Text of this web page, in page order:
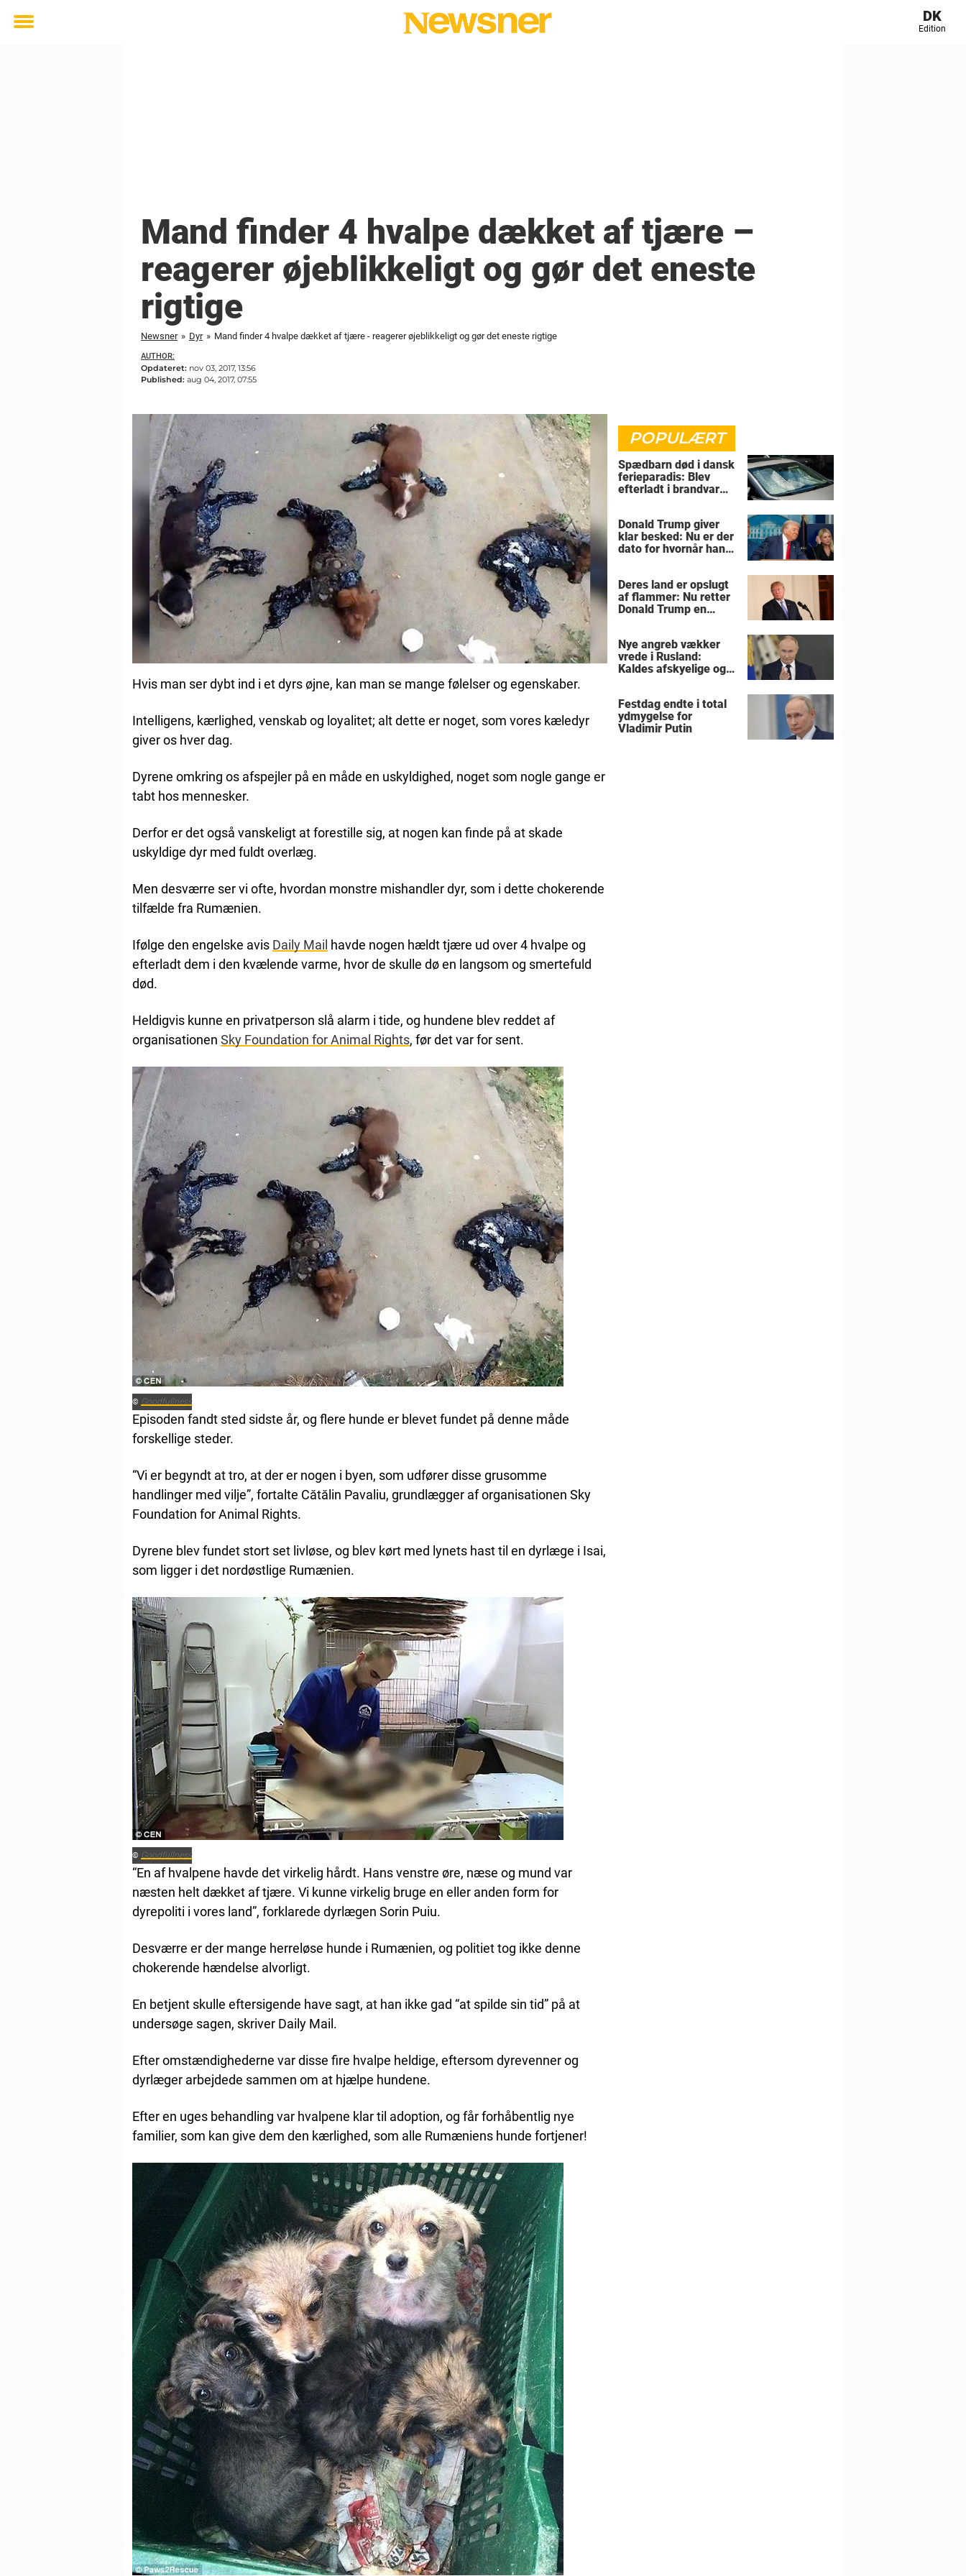
Toggle
DK
Edition
Mand finder 4 hvalpe dækket af tjære –
reagerer øjeblikkeligt og gør det eneste
rigtige
Newsner » Dyr » Mand finder 4 hvalpe dækket af tjære - reagerer øjeblikkeligt og gør det eneste rigtige
AUTHOR:
Opdateret: nov 03, 2017, 13:56
Published: aug 04, 2017, 07:55
Hvis man ser dybt ind i et dyrs øjne, kan man se mange følelser og egenskaber.
Intelligens, kærlighed, venskab og loyalitet; alt dette er noget, som vores kæledyr
giver os hver dag.
Dyrene omkring os afspejler på en måde en uskyldighed, noget som nogle gange er
tabt hos mennesker.
Derfor er det også vanskeligt at forestille sig, at nogen kan finde på at skade
uskyldige dyr med fuldt overlæg.
Men desværre ser vi ofte, hvordan monstre mishandler dyr, som i dette chokerende
tilfælde fra Rumænien.
Ifølge den engelske avis Daily Mail havde nogen hældt tjære ud over 4 hvalpe og
efterladt dem i den kvælende varme, hvor de skulle dø en langsom og smertefuld
død.
Heldigvis kunne en privatperson slå alarm i tide, og hundene blev reddet af
organisationen Sky Foundation for Animal Rights, før det var for sent.
© Goodfullness
Episoden fandt sted sidste år, og flere hunde er blevet fundet på denne måde
forskellige steder.
“Vi er begyndt at tro, at der er nogen i byen, som udfører disse grusomme
handlinger med vilje”, fortalte Cătălin Pavaliu, grundlægger af organisationen Sky
Foundation for Animal Rights.
Dyrene blev fundet stort set livløse, og blev kørt med lynets hast til en dyrlæge i Isai,
som ligger i det nordøstlige Rumænien.
© Goodfullness
“En af hvalpene havde det virkelig hårdt. Hans venstre øre, næse og mund var
næsten helt dækket af tjære. Vi kunne virkelig bruge en eller anden form for
dyrepoliti i vores land”, forklarede dyrlægen Sorin Puiu.
Desværre er der mange herreløse hunde i Rumænien, og politiet tog ikke denne
chokerende hændelse alvorligt.
En betjent skulle eftersigende have sagt, at han ikke gad “at spilde sin tid” på at
undersøge sagen, skriver Daily Mail.
Efter omstændighederne var disse fire hvalpe heldige, eftersom dyrevenner og
dyrlæger arbejdede sammen om at hjælpe hundene.
Efter en uges behandling var hvalpene klar til adoption, og får forhåbentlig nye
familier, som kan give dem den kærlighed, som alle Rumæniens hunde fortjener!
POPULÆRT
Spædbarn død i dansk
ferieparadis: Blev
efterladt i brandvarm
Donald Trump giver
klar besked: Nu er der
dato for hvornår han
Deres land er opslugt
af flammer: Nu retter
Donald Trump en
Nye angreb vækker
vrede i Rusland:
Kaldes afskyelige og
Festdag endte i total
ydmygelse for
Vladimir Putin